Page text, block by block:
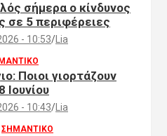
σήμερα ο κίνδυνος
σε 5 περιφέρειες
- 10:53 Lia
Ποιοι γιορτάζουν
Ιουνίου
- 10:43 Lia
ΣΗΜΑΝΤΙΚΟ